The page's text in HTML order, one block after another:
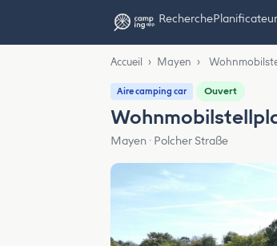
RecherchePlanificateur
Accueil › Mayen ›
Aire camping car Ouvert
Mayen · Polcher Straße